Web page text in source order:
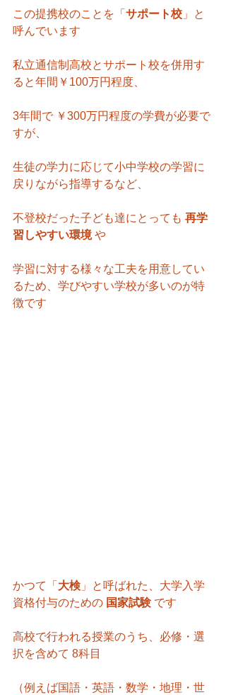
この提携校のことを「 サポート校 」と
呼んでいます
私立通信制高校とサポート校を併用す
ると年間￥100万円程度、
3年間で ￥300万円程度の学費が必要で
すが、
生徒の学力に応じて小中学校の学習に
戻りながら指導するなど、
不登校だった子ども達にとっても 再学
習しやすい環境 や
学習に対する様々な工夫を用意してい
るため、学びやすい学校が多いのが特
徴です
かつて「 大検 」と呼ばれた、大学入学
資格付与のための 国家試験 です
高校で行われる授業のうち、必修・選
択を含めて 8科目
（例えば国語・英語・数学・地理・世